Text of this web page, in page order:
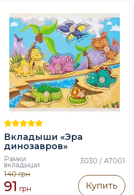
Вкладыши «Эра
динозавров»
Рамки
вкладыши 3030 / A7001
140грн
91 грн Купить